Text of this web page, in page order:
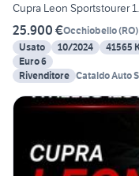
Cupra Leon Sportstourer
25.900 €Occhiobello(RO)
Usato
10/2024 41565
Euro 6
Rivenditore Cataldo Auto